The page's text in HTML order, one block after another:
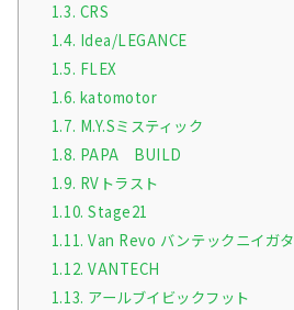
1.3. CRS
1.4. Idea/LEGANCE
1.5. FLEX
1.6. katomotor
1.7. M.Y.Sミスティック
1.8. PAPA BUILD
1.9. RVトラスト
1.10. Stage21
1.11. Van Revo バンテックニイガタ
1.12. VANTECH
1.13. アールブイビックフット